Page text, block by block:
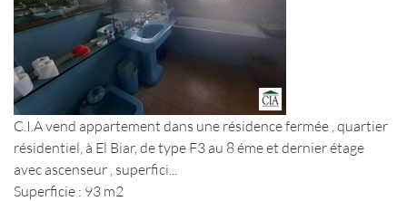
C.I.A vend appartement dans une résidence fermée , quartier
résidentiel, à El Biar, de type F3 au 8 éme et dernier étage
avec ascenseur , superfici...
Superficie : 93 m2